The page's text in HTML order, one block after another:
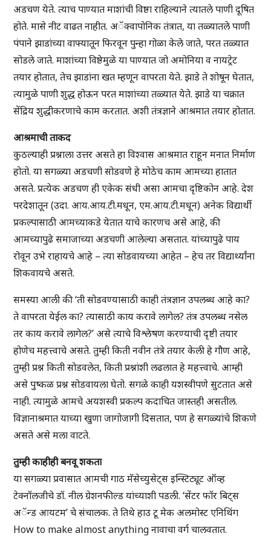
अडचण येते. त्याच पाण्यात माशांची विष्ठा राहिल्याने त्यातले पाणी दूषित
होते. मासे नीट वाढत नाहीत. अॅक्वापोनिक तंत्रात, या तळ्यातले पाणी
पंपाने झाडांच्या वाफ्यातून फिरवून पुन्हा गोळा केले जाते, परत तळ्यात
सोडले जाते. माशांच्या विष्ठेमुळे या पाण्यात जो अमोनिया व नायट्रेट
तयार होतात, तेच झाडांना खत म्हणून वापरता येते. झाडे ते शोषून घेतात,
त्यामुळे पाणी शुद्ध होऊन परत माशांच्या तळ्यात येते. झाडे या चक्रात
सेंद्रिय शुद्धीकरणाचे काम करतात. अशी तंत्रज्ञाने आश्रमात तयार होतात.
आश्रमाची ताकद
कुठल्याही प्रश्नाला उत्तर असते हा विश्वास आश्रमात राहून मनात निर्माण
होतो. या सगळ्या अडचणी सोडवणे हे मोठेच काम आमच्या हातात
असते. प्रत्येक अडचण ही एकेक संधी असा आमचा दृष्टिकोन आहे. देश
परदेशातून (उदा. आय.आय.टी.मधून, एम.आय.टी.मधून) अनेक विद्यार्थी
प्रकल्पासाठी आमच्याकडे येतात याचे कारणच असे आहे, की
आमच्यापुढे समाजाच्या अडचणी आलेल्या असतात. यांच्यापुढे पाय
रोवून उभे राहायचे आहे – त्या सोडवायच्या आहेत – हेच तर विद्यार्थ्यांना
शिकवायचे असते.
समस्या आली की ‘ती सोडवण्यासाठी काही तंत्रज्ञान उपलब्ध आहे का?
ते वापरता येईल का? त्यासाठी काय करावे लागेल? तंत्र उपलब्ध नसेल
तर काय करावे लागेल?’ असे त्याचे विश्लेषण करण्याची दृष्टी तयार
होणेच महत्त्वाचे असते. तुम्ही किती नवीन तंत्रे तयार केली हे गौण आहे,
तुम्ही प्रश्न किती सोडवलेत, किती प्रश्नांशी लढलात हे महत्त्वाचे. आम्ही
असे पुष्कळ प्रश्न सोडवायला घेतो. सगळे काही यशस्वीपणे सुटतात असे
नाही. त्यामुळे आमचे अयशस्वी प्रकल्प कदाचित जास्तही असतील.
विज्ञानाश्रमात याच्या खुणा जागोजागी दिसतात, पण हे सगळ्यांचे शिकणे
असते असे मला वाटते.
तुम्ही काहीही बनवू शकता
या सगळ्या प्रवासात आमची गाठ मॅसेच्युसेट्स इन्स्टिट्यूट ऑव्ह
टेक्नॉलजीचे डॉ. नील ग्रेशनफील्ड यांच्याशी पडली. ‘सेंटर फॉर बिट्स
अॅन्ड आयटम’ चे संचालक. ते तिथे हाउ टू मेक अलमोस्ट एनिथिंग
How to make almost anything नावाचा वर्ग चालवतात.